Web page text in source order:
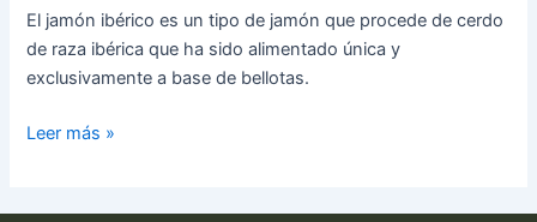
El jamón ibérico es un tipo de jamón que procede de cerdo
de raza ibérica que ha sido alimentado única y
exclusivamente a base de bellotas.
Leer más »